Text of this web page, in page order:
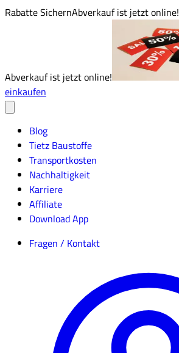
Rabatte SichernAbverkauf ist jetzt online!
Abverkauf ist jetzt online!
einkaufen
Blog
Tietz Baustoffe
Transportkosten
Nachhaltigkeit
Karriere
Affiliate
Download App
Fragen / Kontakt